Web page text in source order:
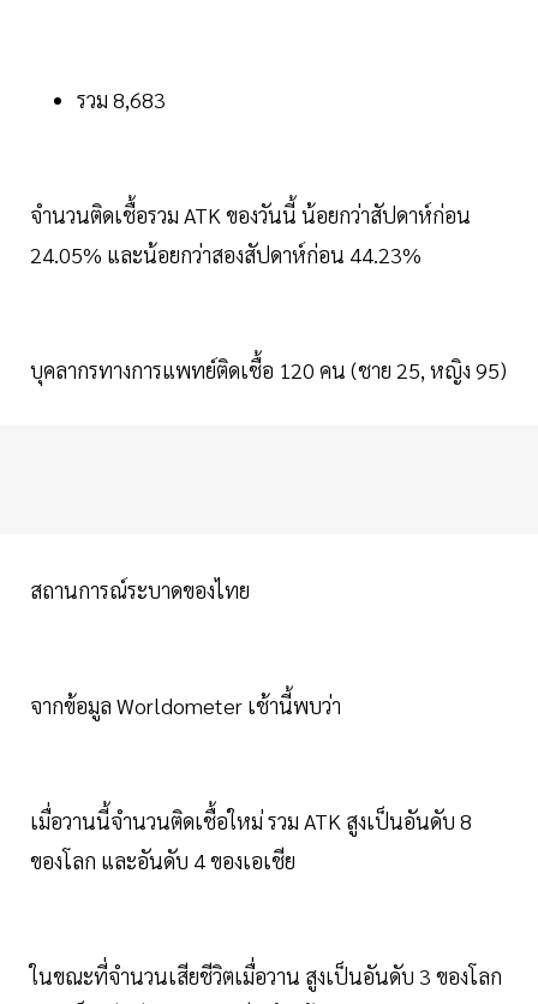
รวม 8,683
จำนวนติดเชื้อรวม ATK ของวันนี้ น้อยกว่าสัปดาห์ก่อน
24.05% และน้อยกว่าสองสัปดาห์ก่อน 44.23%
บุคลากรทางการแพทย์ติดเชื้อ 120 คน (ชาย 25, หญิง 95)
สถานการณ์ระบาดของไทย
จากข้อมูล Worldometer เช้านี้พบว่า
เมื่อวานนี้จำนวนติดเชื้อใหม่ รวม ATK สูงเป็นอันดับ 8
ของโลก และอันดับ 4 ของเอเชีย
ในขณะที่จำนวนเสียชีวิตเมื่อวาน สูงเป็นอันดับ 3 ของโลก